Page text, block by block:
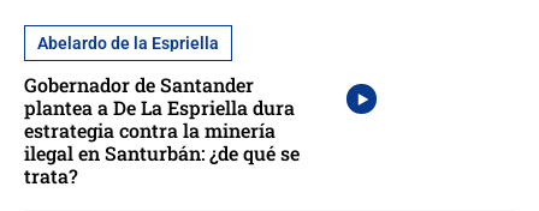
Abelardo de la Espriella
Gobernador de Santander
plantea a De La Espriella dura
estrategia contra la minería
ilegal en Santurbán: ¿de qué se
trata?